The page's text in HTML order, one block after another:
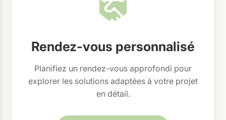
Rendez-vous personnalisé
Planifiez un rendez-vous approfondi pour
explorer les solutions adaptées à votre projet
en détail.